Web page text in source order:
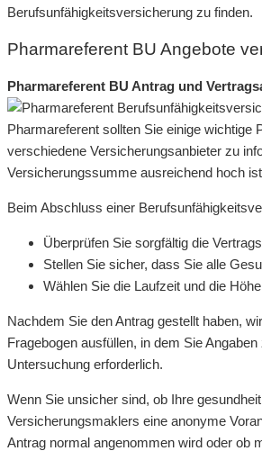
Berufsunfähigkeitsversicherung zu finden.
Pharmareferent BU Angebote
Pharmareferent BU Antrag und
Pharmareferent sollten Sie einige wichtige
verschiedene Versicherungsanbieter zu
Versicherungssumme ausreichend hoch
Beim Abschluss einer
Überprüfen Sie sorgfältig die
Stellen Sie sicher, dass Sie alle
Wählen Sie die Laufzeit und die
Nachdem Sie den Antrag gestellt haben,
Fragebogen ausfüllen, in dem Sie
Untersuchung erforderlich.
Wenn Sie unsicher sind, ob Ihre
Versicherungsmaklers eine anonyme
Antrag normal angenommen wird oder ob